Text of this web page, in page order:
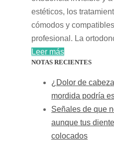
estéticos, los
cómodos y
profesional. La
Leer más
NOTAS RECIENTES
¿Dolor de
mordida podría
Señales de que
aunque tus
colocados